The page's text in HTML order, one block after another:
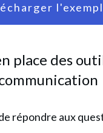
place des
répondre aux